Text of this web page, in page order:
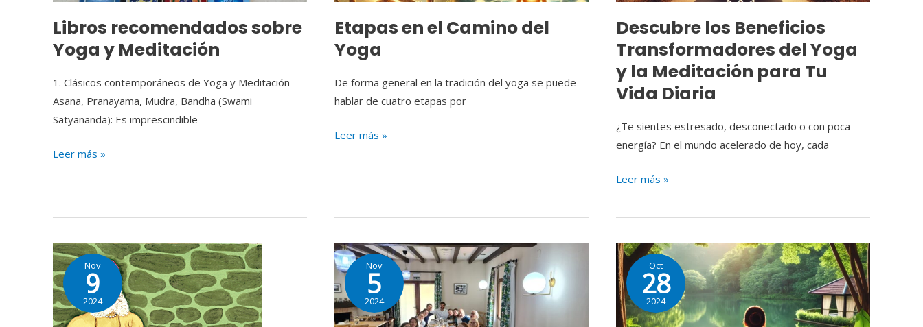
Libros recomendados sobre
Yoga y Meditación
1. Clásicos contemporáneos de Yoga y Meditación
Asana, Pranayama, Mudra, Bandha (Swami
Satyananda): Es imprescindible
Leer más »
Etapas en el Camino del
Yoga
De forma general en la tradición del yoga se puede
hablar de cuatro etapas por
Leer más »
Descubre los Beneficios
Transformadores del Yoga
y la Meditación para Tu
Vida Diaria
¿Te sientes estresado, desconectado o con poca
energía? En el mundo acelerado de hoy, cada
para
Tu
Vida
Diaria
Leer más »
Nov
9
2024
Yoga
Vasistha
Nov
5
2024
Retiro
de
meditación
sobre
Oct
28
2024
Los
Beneficios
de
la